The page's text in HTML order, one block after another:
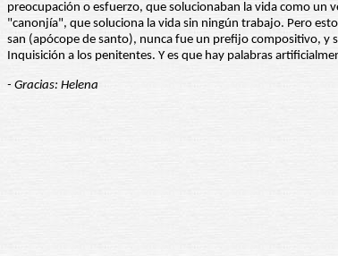
preocupación o esfuerzo, que solucionaban la vida como un
"canonjía", que soluciona la vida sin ningún trabajo. Pero
san (apócope de santo), nunca fue un prefijo compositivo, y
Inquisición a los penitentes. Y es que hay palabras
- Gracias: Helena